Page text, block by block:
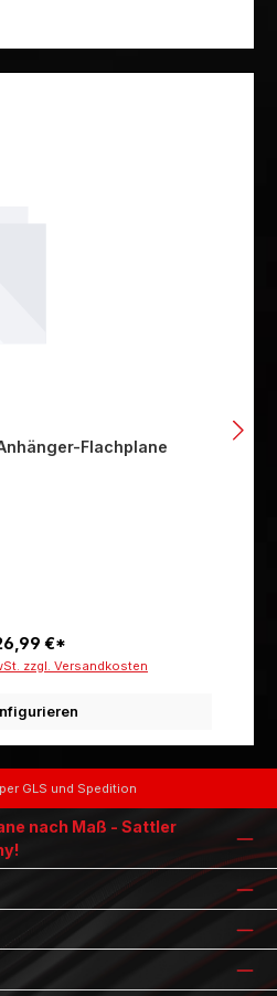
Flachplane
€*
zzgl. Versandkosten
GLS und Spedition
nach Maß - Sattler